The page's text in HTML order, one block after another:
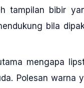
tampilan bibir
bila
mengapa
Polesan warna